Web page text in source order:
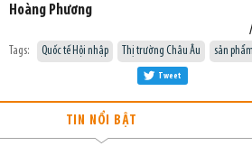
Hoàng Phương
Tags: Quốc tế Hội nhập Thị trường Châu Âu sản
Tweet
TIN NỔI BẬT